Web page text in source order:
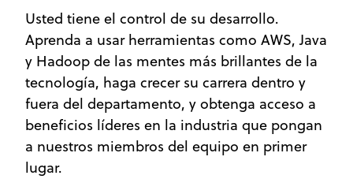
Usted tiene el control de su desarrollo.
Aprenda a usar herramientas como AWS, Java
y Hadoop de las mentes más brillantes de la
tecnología, haga crecer su carrera dentro y
fuera del departamento, y obtenga acceso a
beneficios líderes en la industria que pongan
a nuestros miembros del equipo en primer
lugar.